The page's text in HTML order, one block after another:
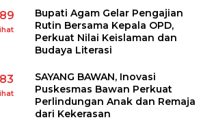
Bupati Agam Gelar Pengajian
Rutin Bersama Kepala OPD,
Perkuat Nilai Keislaman dan
Budaya Literasi
SAYANG BAWAN, Inovasi
Puskesmas Bawan Perkuat
Perlindungan Anak dan Remaja
dari Kekerasan